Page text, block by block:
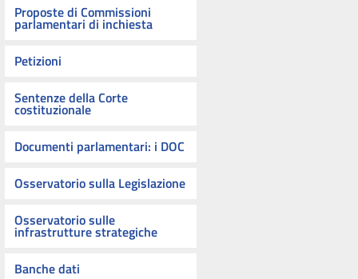
Proposte di Commissioni
parlamentari di inchiesta
Petizioni
Sentenze della Corte
costituzionale
Documenti parlamentari: i DOC
Osservatorio sulla Legislazione
Osservatorio sulle
infrastrutture strategiche
Banche dati